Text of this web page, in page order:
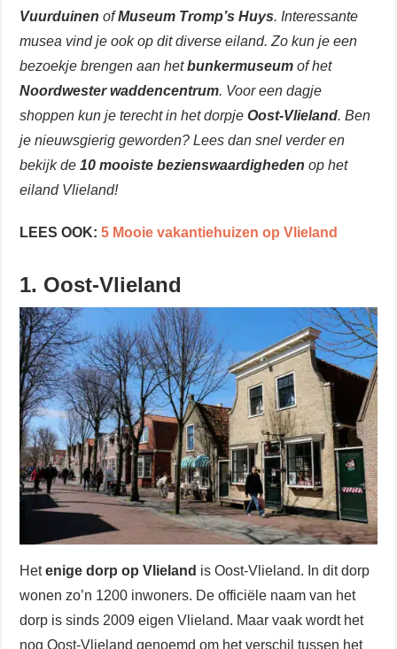
Vuurduinen ofMuseum Tromp’s Huys. Interessante
musea vind je ook op dit diverse eiland. Zo kun je een
bezoekje brengen aan hetbunkermuseum of het
Noordwester waddencentrum. Voor een dagje
shoppen kun je terecht in het dorpjeOost-Vlieland. Ben
je nieuwsgierig geworden? Lees dan snel verder en
bekijk de10 mooiste bezienswaardigheden op het
eiland Vlieland!
LEES OOK: 5 Mooie vakantiehuizen op Vlieland
1. Oost-Vlieland
Hetenige dorp op Vlieland is Oost-Vlieland. In dit dorp
wonen zo’n 1200 inwoners. De officiële naam van het
dorp is sinds 2009 eigen Vlieland. Maar vaak wordt het
nog Oost-Vlieland genoemd om het verschil tussen het